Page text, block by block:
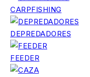
CARPFISHING
DEPREDADORES
FEEDER